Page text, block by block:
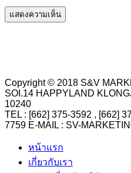
Copyright © 2018 S&V
SOI.14 HAPPYLAND
10240
TEL : [662] 375-3592 , [662]
7759 E-MAIL : SV-
หน้าแรก
เกี่ยวกับเรา